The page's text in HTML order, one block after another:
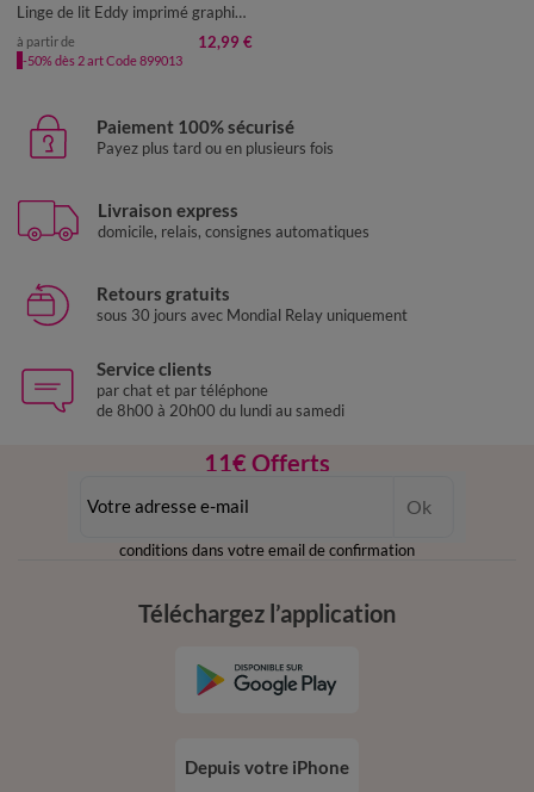
Linge de lit Eddy imprimé graphique - coton 57 fils/cm²
à partir de 12,99 €
-50% dès 2 art Code 899013
Paiement 100% sécurisé
Payez plus tard ou en plusieurs fois
Livraison express
domicile, relais, consignes automatiques
Retours gratuits
sous 30 jours avec Mondial Relay uniquement
Service clients
par chat et par téléphone
de 8h00 à 20h00 du lundi au samedi
11€ Offerts
en vous inscrivant à la newsletter
conditions dans votre email de confirmation
Ok
Téléchargez l’application
Depuis votre iPhone